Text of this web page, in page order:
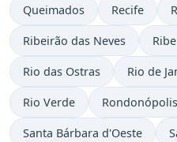
Queimados Recife
Ribeirão das Neves
Rio das Ostras Rio de
Rio Verde Rondonópolis
Santa Bárbara d'Oeste